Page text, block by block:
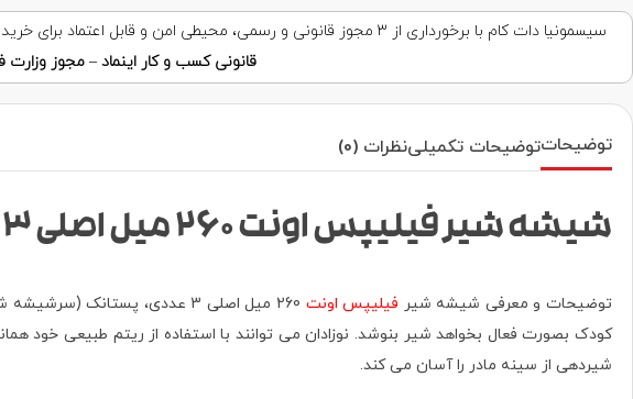
سیسمونیا دات کام با برخورداری از ۳ مجوز قانونی و رسمی، محیطی امن و قابل اعتماد برای خرید اینترنتی فراهم کرده است. با اطمینان خرید کنید!
قانونی کسب و کار اینماد– مجوز وزارت
توضیحاتتوضیحات تکمیلینظرات (0)
شیشه شیر فیلیپس اونت 260 میل اصلی 3 عددی
توضیحات و معرفی شیشه شیر فیلیپس اونت
260 میل اصلی 3 عددی،
کودک بصورت فعال بخواهد شیر بنوشد. نوزادان می توانند با استفاده از ریتم طبیعی
شیردهی از سینه مادر را آسان می کند.